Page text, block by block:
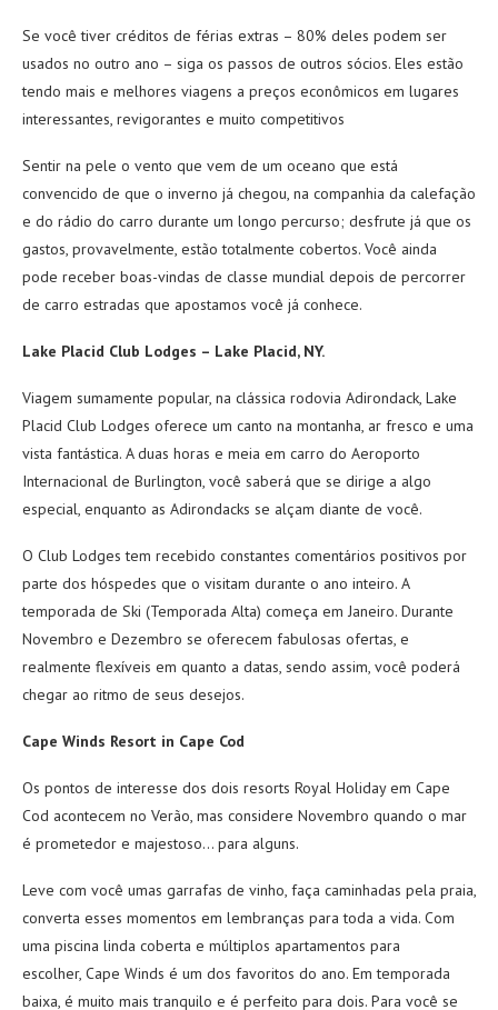
Se você tiver créditos de férias extras – 80% deles podem ser
usados no outro ano – siga os passos de outros sócios. Eles estão
tendo mais e melhores viagens a preços econômicos em lugares
interessantes, revigorantes e muito competitivos
Sentir na pele o vento que vem de um oceano que está
convencido de que o inverno já chegou, na companhia da calefação
e do rádio do carro durante um longo percurso; desfrute já que os
gastos, provavelmente, estão totalmente cobertos. Você ainda
pode receber boas-vindas de classe mundial depois de percorrer
de carro estradas que apostamos você já conhece.
Lake Placid Club Lodges – Lake Placid, NY.
Viagem sumamente popular, na clássica rodovia Adirondack, Lake
Placid Club Lodges oferece um canto na montanha, ar fresco e uma
vista fantástica. A duas horas e meia em carro do Aeroporto
Internacional de Burlington, você saberá que se dirige a algo
especial, enquanto as Adirondacks se alçam diante de você.
O Club Lodges tem recebido constantes comentários positivos por
parte dos hóspedes que o visitam durante o ano inteiro. A
temporada de Ski (Temporada Alta) começa em Janeiro. Durante
Novembro e Dezembro se oferecem fabulosas ofertas, e
realmente flexíveis em quanto a datas, sendo assim, você poderá
chegar ao ritmo de seus desejos.
Cape Winds Resort in Cape Cod
Os pontos de interesse dos dois resorts Royal Holiday em Cape
Cod acontecem no Verão, mas considere Novembro quando o mar
é prometedor e majestoso… para alguns.
Leve com você umas garrafas de vinho, faça caminhadas pela praia,
converta esses momentos em lembranças para toda a vida. Com
uma piscina linda coberta e múltiplos apartamentos para
escolher, Cape Winds é um dos favoritos do ano. Em temporada
baixa, é muito mais tranquilo e é perfeito para dois. Para você se